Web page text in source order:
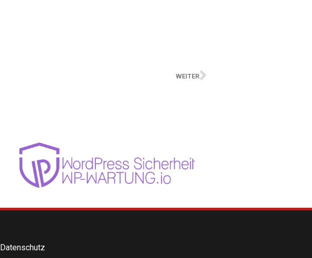
WEITER
Datenschutz